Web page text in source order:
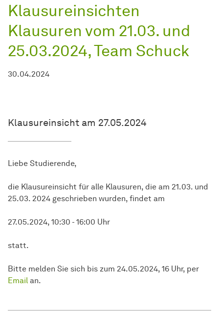
Klausureinsichten
Klausuren vom 21.03. und
25.03.2024, Team Schuck
30.04.2024
Klausureinsicht am 27.05.2024
Liebe Studierende,
die Klausureinsicht für alle Klausuren, die am 21.03. und
25.03. 2024 geschrieben wurden, findet am
27.05.2024, 10:30 - 16:00 Uhr
statt.
Bitte melden Sie sich bis zum 24.05.2024, 16 Uhr, per
Email an.